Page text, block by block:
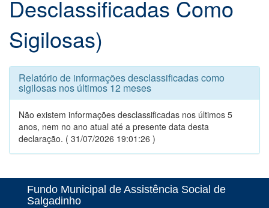
Desclassificadas Como
Sigilosas)
Relatório de informações desclassificadas como
sigilosas nos últimos 12 meses
Não existem informações desclassificadas nos últimos 5
anos, nem no ano atual até a presente data desta
declaração. ( 31/07/2026 19:01:26 )
Fundo Municipal de Assistência Social de
Salgadinho